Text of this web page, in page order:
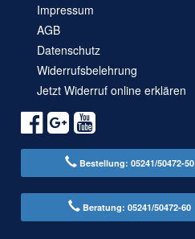
Impressum
AGB
Datenschutz
Widerrufsbelehrung
Jetzt Widerruf online erklären
Bestellung: 05241/50472-50
Beratung: 05241/50472-60